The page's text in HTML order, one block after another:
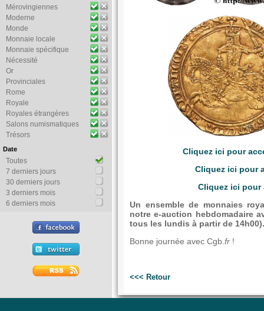
Mérovingiennes
Moderne
Monde
Monnaie locale
Monnaie spécifique
Nécessité
Or
Provinciales
Rome
Royale
Royales étrangères
Salons numismatiques
Trésors
Date
Toutes
7 derniers jours
30 derniers jours
3 derniers mois
6 derniers mois
Cliquez ici pour
Cliquez ici pour
Cliquez ici pour
Un ensemble de monnaies
notre e-auction hebdomadaire
tous les lundis à partir de 14h00).
Bonne journée avec Cgb. fr !
<<< Retour